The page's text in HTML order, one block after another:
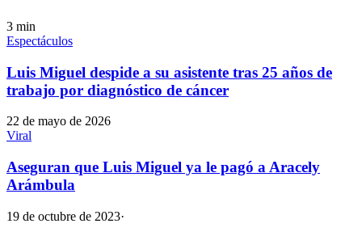
3 min
Espectáculos
Luis Miguel despide a su asistente tras 25 años de
trabajo por diagnóstico de cáncer
22 de mayo de 2026
Viral
Aseguran que Luis Miguel ya le pagó a Aracely
Arámbula
19 de octubre de 2023·